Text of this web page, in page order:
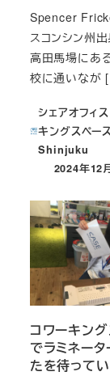
Spencer
スコンシン州出
高田馬場にあ
校に通いなが
シェアオフィ
キングスペー
Shinjuku
投稿日
2024年12
コワーキン
でラミネー
たを待ってい